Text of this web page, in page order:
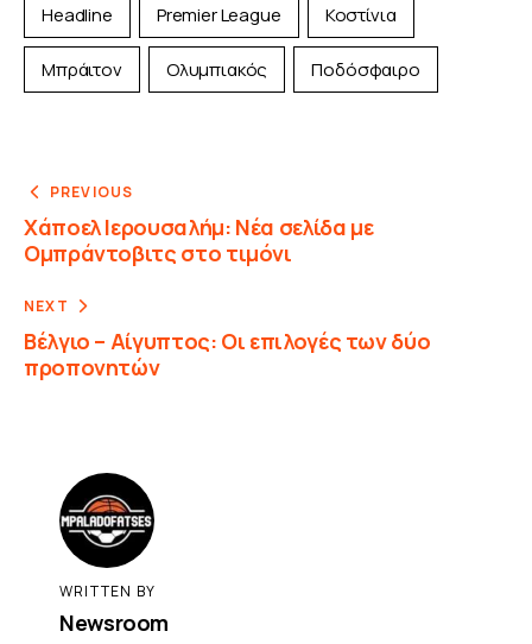
Headline Premier League Κοστίνια
Μπράιτον Ολυμπιακός Ποδόσφαιρο
PREVIOUS
Χάποελ Ιερουσαλήμ: Νέα σελίδα με
Ομπράντοβιτς στο τιμόνι
NEXT
Βέλγιο – Αίγυπτος: Οι επιλογές των δύο
προπονητών
WRITTEN BY
Newsroom